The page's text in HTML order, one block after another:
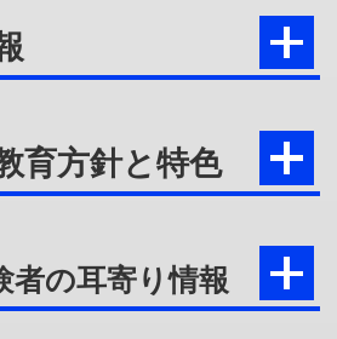
育方針と特色
者の耳寄り情報